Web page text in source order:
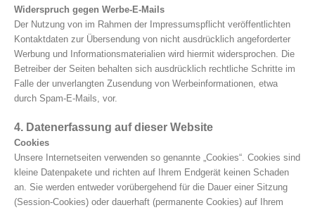
Widerspruch gegen Werbe-E-Mails
Der Nutzung von im Rahmen der Impressumspflicht veröffentlichten
Kontaktdaten zur Übersendung von nicht ausdrücklich angeforderter
Werbung und Informationsmaterialien wird hiermit widersprochen. Die
Betreiber der Seiten behalten sich ausdrücklich rechtliche Schritte im
Falle der unverlangten Zusendung von Werbeinformationen, etwa
durch Spam-E-Mails, vor.
4. Datenerfassung auf dieser Website
Cookies
Unsere Internetseiten verwenden so genannte „Cookies“. Cookies sind
kleine Datenpakete und richten auf Ihrem Endgerät keinen Schaden
an. Sie werden entweder vorübergehend für die Dauer einer Sitzung
(Session-Cookies) oder dauerhaft (permanente Cookies) auf Ihrem